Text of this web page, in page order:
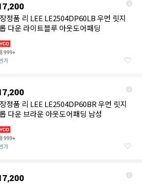
정품 리 LEE LE2504DP60LB 우먼 릿지
다운 라이트블루 아웃도어패딩
999+
가
정품 리 LEE LE2504DP60BR 우먼 릿지
다운 브라운 아웃도어패딩 남성
999+
가